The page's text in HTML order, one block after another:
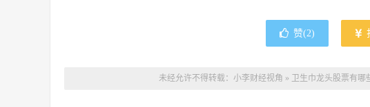
赞(2)
未经允许不得转载： 小李财经视角 » 卫生巾龙头股票有